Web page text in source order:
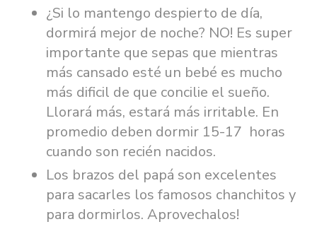
¿Si lo mantengo despierto de día,
dormirá mejor de noche? NO! Es super
importante que sepas que mientras
más cansado esté un bebé es mucho
más dificil de que concilie el sueño.
Llorará más, estará más irritable. En
promedio deben dormir 15-17 horas
cuando son recién nacidos.
Los brazos del papá son excelentes
para sacarles los famosos chanchitos y
para dormirlos. Aprovechalos!